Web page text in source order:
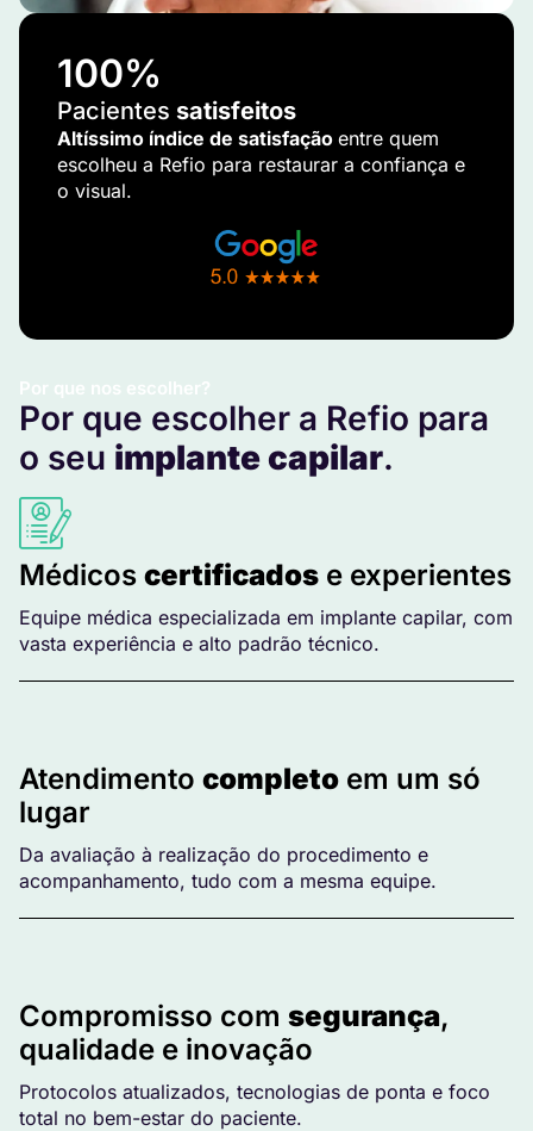
Por que nos escolher?
Por que escolher a Refio para
o seu implante capilar.
Médicos certificados e experientes
Equipe médica especializada em implante capilar, com
vasta experiência e alto padrão técnico.
Atendimento completo em um só
lugar
Da avaliação à realização do procedimento e
acompanhamento, tudo com a mesma equipe.
Compromisso com segurança,
qualidade e inovação
Protocolos atualizados, tecnologias de ponta e foco
total no bem-estar do paciente.
100%
Pacientes satisfeitos
Altíssimo índice de satisfação entre quem
escolheu a Refio para restaurar a confiança e
o visual.